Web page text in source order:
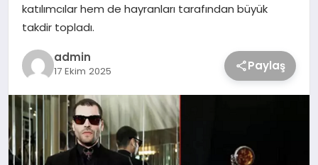
katılımcılar hem de hayranları tarafından büyük
takdir topladı.
admin
17 Ekim 2025 Paylaş